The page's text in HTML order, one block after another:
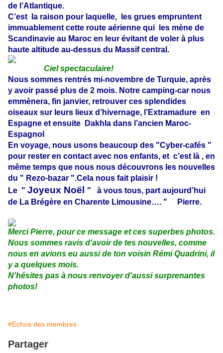
de l’Atlantique.
C’est
la raison pour laquelle,
les grues empruntent
immuablement cette route aérienne qui
les mène de
Scandinavie au Maroc en leur évitant de voler à plus
haute altitude au-dessus du Massif central.
Ciel spectaculaire!
Nous sommes rentrés mi-novembre de Turquie, après
y avoir passé plus de 2 mois. Notre camping-car nous
emmènera, fin janvier, retrouver ces splendides
oiseaux sur leurs lieux d’hivernage, l’Extramadure en
Espagne et ensuite
Dakhla dans l’ancien Maroc-
Espagnol
En voyage, nous usons beaucoup des "Cyber-cafés "
pour rester en contact avec nos enfants, et c’est là , en
même temps que nous nous découvrons les nouvelles
du " Rezo-bazar ".Cela nous fait plaisir !
Le " Joyeux Noël
" à vous tous, part aujourd’hui
de La Brégère en Charente Limousine…. " Pierre.
Merci Pierre, pour ce message et ces superbes photos.
Nous sommes ravis d'avoir de tes nouvelles, comme
nous en avions eu aussi de ton voisin Rémi Quadrini, il
y a quelques mois.
N'hésites pas à nous renvoyer d'aussi surprenantes
photos!
#Echos des membres
Partager